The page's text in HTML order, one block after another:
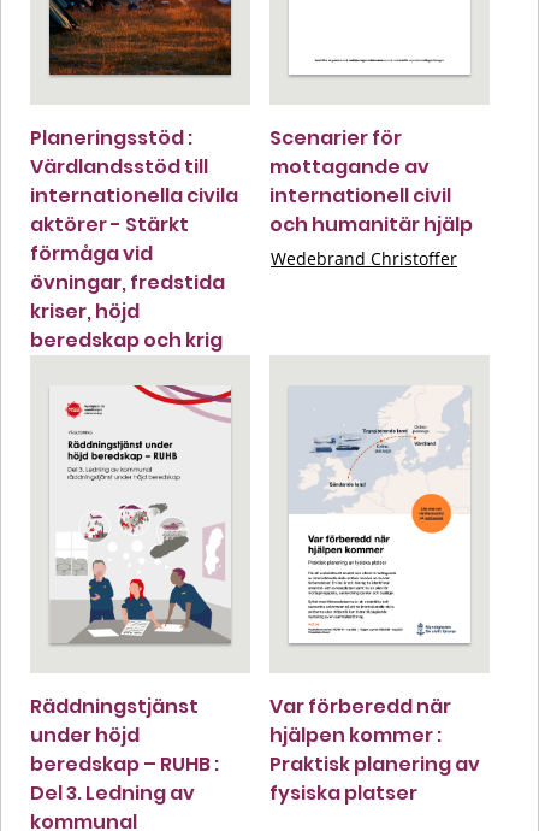
Planeringsstöd :
Värdlandsstöd till
internationella civila
aktörer - Stärkt
förmåga vid
övningar, fredstida
kriser, höjd
beredskap och krig
Scenarier för
mottagande av
internationell civil
och humanitär hjälp
Wedebrand Christoffer
Räddningstjänst
under höjd
beredskap – RUHB :
Del 3. Ledning av
kommunal
Var förberedd när
hjälpen kommer :
Praktisk planering av
fysiska platser